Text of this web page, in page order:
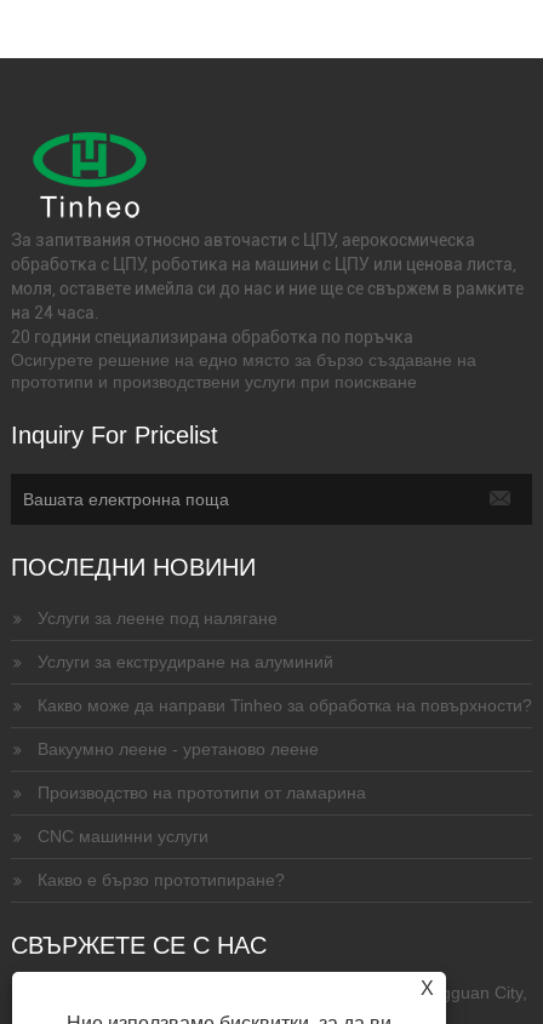
За запитвания относно авточасти с ЦПУ, аерокосмическа
обработка с ЦПУ, роботика на машини с ЦПУ или ценова листа,
моля, оставете имейла си до нас и ние ще се свържем в рамките
на 24 часа.
20 години специализирана обработка по поръчка
Осигурете решение на едно място за бързо създаване на
прототипи и производствени услуги при поискване
Inquiry For Pricelist
ПОСЛЕДНИ НОВИНИ
Услуги за леене под налягане
Услуги за екструдиране на алуминий
Какво може да направи Tinheo за обработка на повърхности?
Вакуумно леене - уретаново леене
Производство на прототипи от ламарина
CNC машинни услуги
Какво е бързо прототипиране?
СВЪРЖЕТЕ СЕ С НАС
Адрес: No.5, Jinshagang 6 road, Dalang town, Dongguan City,
X